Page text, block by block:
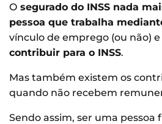
O segurado do INSS nada
pessoa que trabalha
vínculo de emprego (ou não)
contribuir para o INSS.
Mas também existem os
quando não recebem
Sendo assim, ser uma